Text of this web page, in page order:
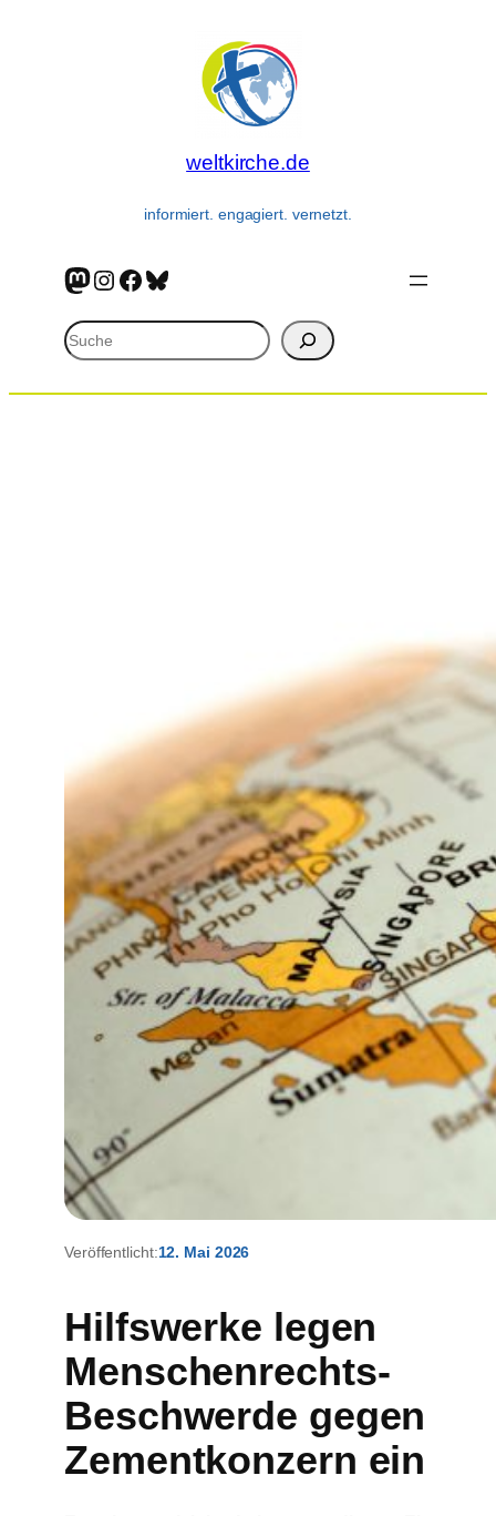
weltkirche.de
informiert. engagiert. vernetzt.
Mastodon
Instagram
Facebook
Bluesky
Suchen
Veröffentlicht:12. Mai 2026
Hilfswerke legen
Menschenrechts-
Beschwerde gegen
Zementkonzern ein